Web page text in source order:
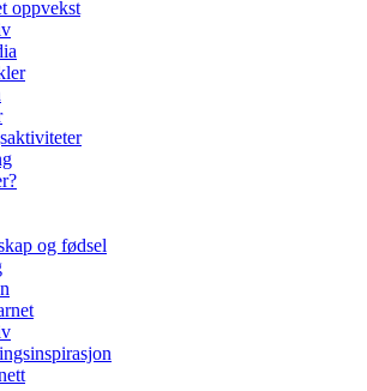
oppvekst
og fødsel